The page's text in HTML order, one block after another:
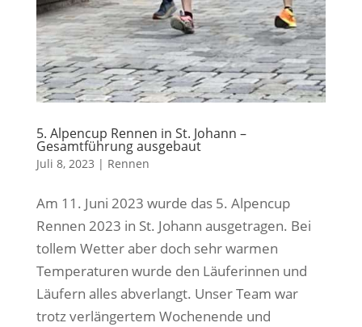
5. Alpencup Rennen in St. Johann –
Gesamtführung ausgebaut
Juli 8, 2023 | Rennen
Am 11. Juni 2023 wurde das 5. Alpencup
Rennen 2023 in St. Johann ausgetragen. Bei
tollem Wetter aber doch sehr warmen
Temperaturen wurde den Läuferinnen und
Läufern alles abverlangt. Unser Team war
trotz verlängertem Wochenende und